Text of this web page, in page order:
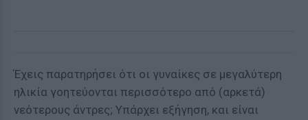
Έχεις παρατηρήσει ότι οι γυναίκες σε μεγαλύτερη
ηλικία γοητεύονται περισσότερο από (αρκετά)
νεότερους άντρες; Υπάρχει εξήγηση, και είναι